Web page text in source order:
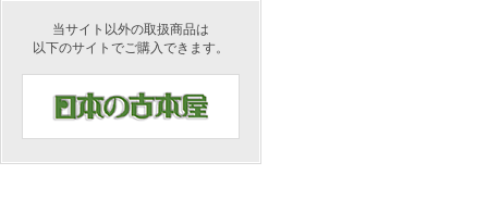
当サイト以外の取扱商品は
以下のサイトでご購入できます。